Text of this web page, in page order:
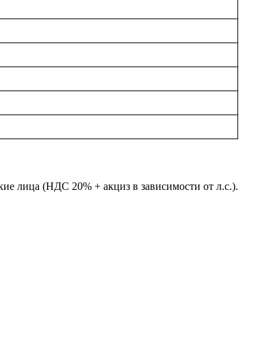
лица (НДС 20% + акциз в зависимости от л.с.).